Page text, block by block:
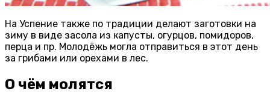
На Успение также по традиции делают заготовки на
зиму в виде засола из капусты, огурцов, помидоров,
перца и пр. Молодёжь могла отправиться в этот день
за грибами или орехами в лес.
О чём молятся